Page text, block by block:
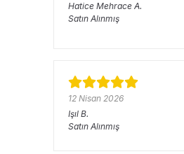
Hatice Mehrace A.
Satın Alınmış
12 Nisan 2026
Işıl B.
Satın Alınmış